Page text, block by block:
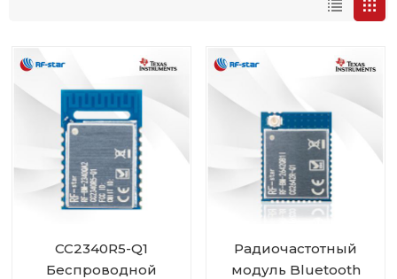
CC2340R5-Q1
Беспроводной
Радиочастотный
модуль Bluetooth